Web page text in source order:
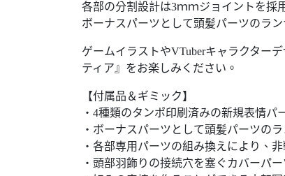
各部の分割設計は3ｍｍジョイントを採
ボーナスパーツとして頭髪パーツのラ
ゲームイラストやVTuberキャラクター
ティア』をお楽しみください。
【付属品＆ギミック】
・4種類のタンポ印刷済みの新規表情パ
・ボーナスパーツとして頭髪パーツの
・各部専用パーツの組み換えにより、
・頭部羽飾りの接続穴を塞ぐカバーパ